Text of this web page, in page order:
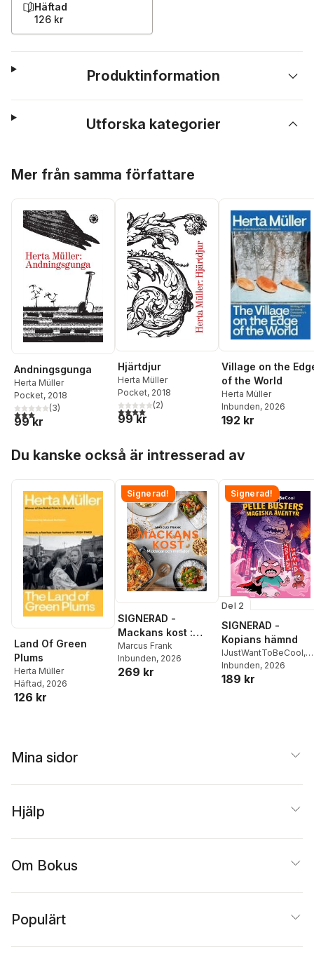
Häftad
126 kr
Produktinformation
Utforska kategorier
Mer från samma författare
Andningsgunga
Herta Müller
Pocket, 2018
3,0utav 5 stjärnor. Totalt antal röster:
(3)
99 kr
Hjärtdjur
Herta Müller
Pocket, 2018
4,0utav 5 stjärnor. Totalt antal röster:
(2)
99 kr
Village on the
of the World
Herta Müller
Inbunden, 2026
192 kr
Du kanske också är intresserad av
Land Of Green
Plums
Herta Müller
Häftad, 2026
126 kr
Signerad!
SIGNERAD -
Mackans kost :
Middagar och
matlådor
Marcus Frank
Inbunden, 2026
269 kr
Signerad!
Del 2
SIGNERAD -
Kopians hämnd
IJustWantToBeCool,
Joel Adolphson
Ejdemo Beer
Inbunden, 2026
189 kr
Mina sidor
Hjälp
Om Bokus
Populärt